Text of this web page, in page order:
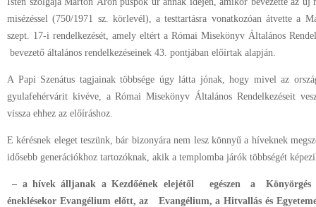
misézéssel (750/1971 sz. körlevél), a testtartásra vonatkozóan átvette a
szept. 17-i rendelkezését, amely eltért a Római Misekönyv Általános
bevezető általános rendelkezéseinek 43. pontjában előírtak alapján.
A Papi Szenátus tagjainak többsége úgy látta jónak, hogy mivel az
gyulafehérvárit kivéve, a Római Misekönyv Általános Rendelkezéseit
vissza ehhez az előíráshoz.
E kérésnek eleget teszünk, bár bizonyára nem lesz könnyű a híveknek
idősebb generációkhoz tartozóknak, akik a templomba járók többségét
– a hívek álljanak a Kezdőének elejétől egészen a
éneklésekor Evangélium előtt, az Evangélium, a Hitvallás és